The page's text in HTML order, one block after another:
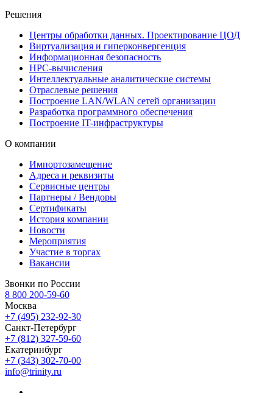
Решения
Центры обработки данных. Проектирование ЦОД
Виртуализация и гиперконвергенция
Информационная безопасность
HPC-вычисления
Интеллектуальные аналитические системы
Отраслевые решения
Построение LAN/WLAN сетей организации
Разработка программного обеспечения
Построение IT-инфраструктуры
О компании
Импортозамещение
Адреса и реквизиты
Сервисные центры
Партнеры / Вендоры
Сертификаты
История компании
Новости
Мероприятия
Участие в торгах
Вакансии
Звонки по России
8 800 200-59-60
Москва
+7 (495) 232-92-30
Санкт-Петербург
+7 (812) 327-59-60
Екатеринбург
+7 (343) 302-70-00
info@trinity.ru